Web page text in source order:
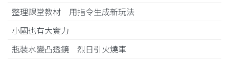
整理課堂教材 用指令生成新玩法
小國也有大實力
瓶裝水變凸透鏡 烈日引火燒車